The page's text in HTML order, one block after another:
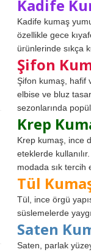
Kadife
Kadife kumaş
özellikle gece
ürünlerinde sıkça
Şifon
Şifon kumaş, hafif
elbise ve bluz
sezonlarında
Krep
Krep kumaş, ince
eteklerde
modada sık tercih
Tül
Tül, ince örgü
süslemelerde
Saten
Saten, parlak